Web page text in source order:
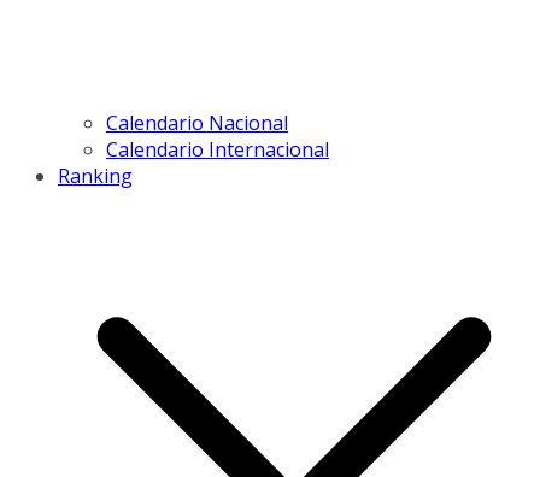
Calendario Nacional
Calendario Internacional
Ranking